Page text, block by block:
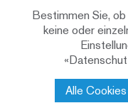
Bestimmen Sie,
keine oder
Alle